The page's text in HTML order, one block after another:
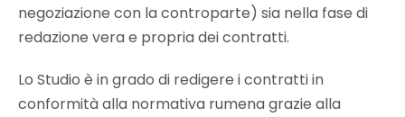
negoziazione con la controparte) sia nella fase di
redazione vera e propria dei contratti.
Lo Studio è in grado di redigere i contratti in
conformità alla normativa rumena grazie alla